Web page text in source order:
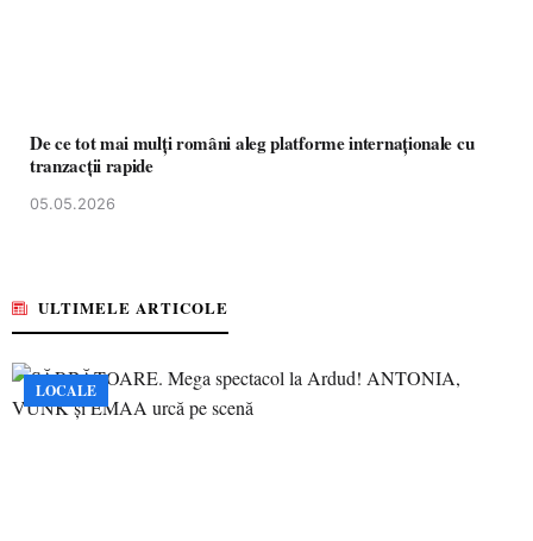
De ce tot mai mulți români aleg platforme internaționale cu
tranzacții rapide
05.05.2026
ULTIMELE ARTICOLE
LOCALE